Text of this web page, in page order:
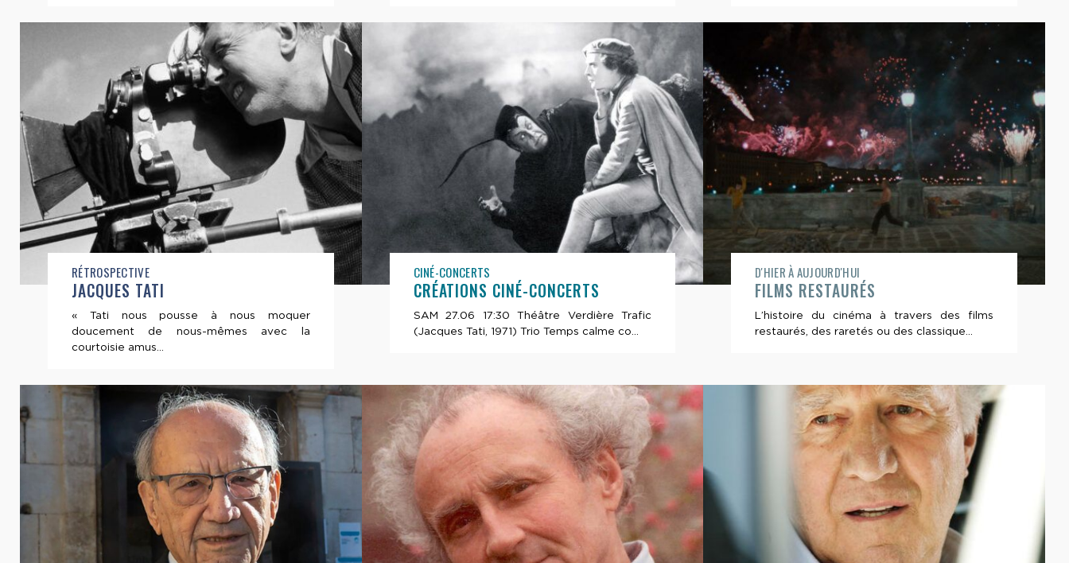
RÉTROSPECTIVE
JACQUES TATI
« Tati nous pousse à nous moquer
doucement de nous-mêmes avec la
courtoisie amus...
CINÉ-CONCERTS
CRÉATIONS CINÉ-CONCERTS
SAM 27.06 17:30 Théâtre Verdière Trafic
(Jacques Tati, 1971) Trio Temps calme co...
D'HIER À AUJOURD'HUI
FILMS RESTAURÉS
L’histoire du cinéma à travers des films
restaurés, des raretés ou des classique...